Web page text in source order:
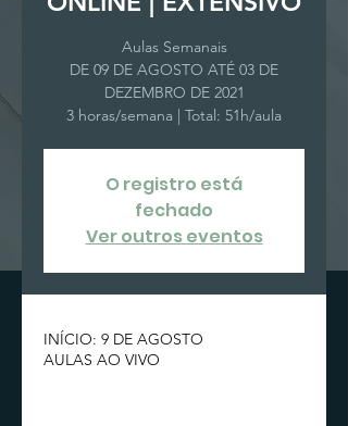
Aulas Semanais
DE 09 DE AGOSTO ATÉ 03 DE
DEZEMBRO DE 2021
3 horas/semana | Total: 51h/aula
O registro está
fechado
Ver outros eventos
INÍCIO: 9 DE AGOSTO
AULAS AO VIVO